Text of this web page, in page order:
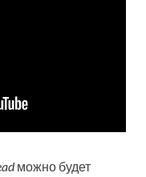
можно будет